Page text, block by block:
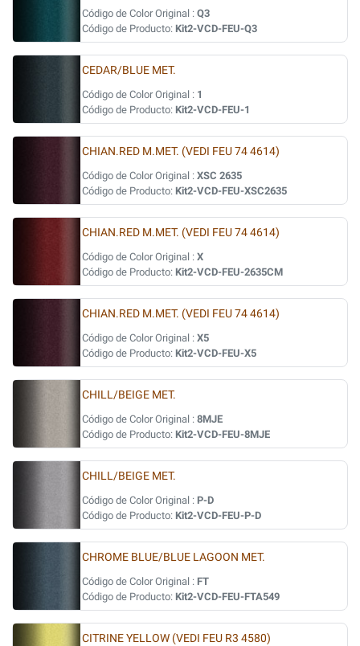
Código de Color Original : Q3
Código de Producto: Kit2-VCD-FEU-Q3
CEDAR/BLUE MET.
Código de Color Original : 1
Código de Producto: Kit2-VCD-FEU-1
CHIAN.RED M.MET. (VEDI FEU 74 4614)
Código de Color Original : XSC 2635
Código de Producto: Kit2-VCD-FEU-XSC2635
CHIAN.RED M.MET. (VEDI FEU 74 4614)
Código de Color Original : X
Código de Producto: Kit2-VCD-FEU-2635CM
CHIAN.RED M.MET. (VEDI FEU 74 4614)
Código de Color Original : X5
Código de Producto: Kit2-VCD-FEU-X5
CHILL/BEIGE MET.
Código de Color Original : 8MJE
Código de Producto: Kit2-VCD-FEU-8MJE
CHILL/BEIGE MET.
Código de Color Original : P-D
Código de Producto: Kit2-VCD-FEU-P-D
CHROME BLUE/BLUE LAGOON MET.
Código de Color Original : FT
Código de Producto: Kit2-VCD-FEU-FTA549
CITRINE YELLOW (VEDI FEU R3 4580)